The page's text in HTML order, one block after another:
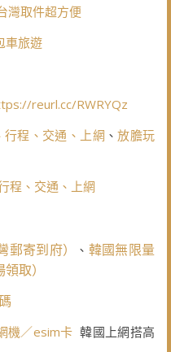
灣取件超方便
車旅遊
reurl.cc/RWRYQz
程、交通、上網 、放膽玩
程、交通、上網
寄到府） 、 韓國無限量
取）
機／esim卡 韓國上網搭高